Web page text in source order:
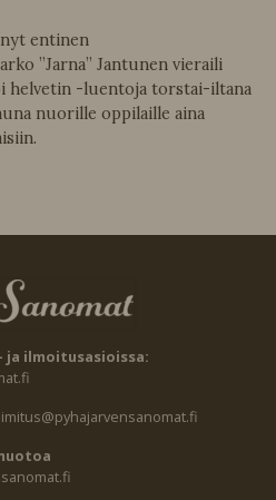
entinen
”Jarna” Jantunen vieraili
helvetin -luentoja torstai-iltana
nuorille oppilaille aina
ja ilmoitusasioissa: